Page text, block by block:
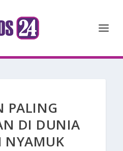
PALING
DI DUNIA
NYAMUK